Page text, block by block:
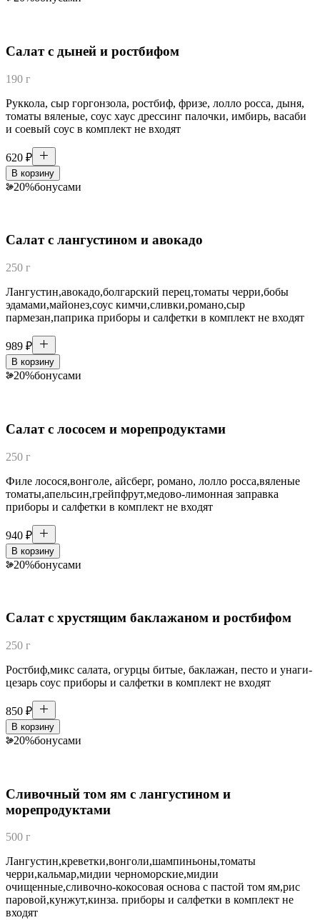
Салат с дыней и ростбифом
190 г
Руккола, сыр горгонзола, ростбиф, фризе, лолло росса, дыня,
томаты вяленые, соус хаус дрессинг палочки, имбирь, васаби
и соевый соус в комплект не входят
620 ₽
В корзину
20%бонусами
Салат с лангустином и авокадо
250 г
Лангустин,авокадо,болгарский перец,томаты черри,бобы
эдамами,майонез,соус кимчи,сливки,романо,сыр
пармезан,паприка приборы и салфетки в комплект не входят
989 ₽
В корзину
20%бонусами
Салат с лососем и морепродуктами
250 г
Филе лосося,вонголе, айсберг, романо, лолло росса,вяленые
томаты,апельсин,грейпфрут,медово-лимонная заправка
приборы и салфетки в комплект не входят
940 ₽
В корзину
20%бонусами
Салат с хрустящим баклажаном и ростбифом
250 г
Ростбиф,микс салата, огурцы битые, баклажан, песто и унаги-
цезарь соус приборы и салфетки в комплект не входят
850 ₽
В корзину
20%бонусами
Сливочный том ям с лангустином и
морепродуктами
500 г
Лангустин,креветки,вонголи,шампиньоны,томаты
черри,кальмар,мидии черноморские,мидии
очищенные,сливочно-кокосовая основа с пастой том ям,рис
паровой,кунжут,кинза. приборы и салфетки в комплект не
входят